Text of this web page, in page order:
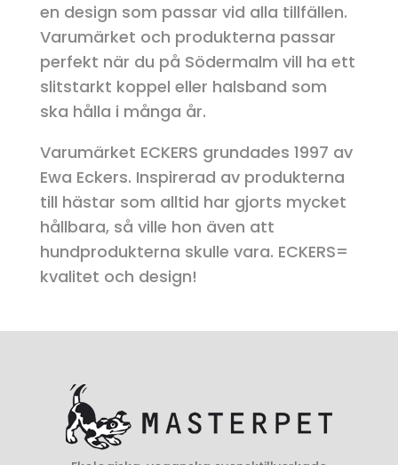
en design som passar vid alla tillfällen.
Varumärket och produkterna passar
perfekt när du på Södermalm vill ha ett
slitstarkt koppel eller halsband som
ska hålla i många år.
Varumärket ECKERS grundades 1997 av
Ewa Eckers. Inspirerad av produkterna
till hästar som alltid har gjorts mycket
hållbara, så ville hon även att
hundprodukterna skulle vara. ECKERS=
kvalitet och design!